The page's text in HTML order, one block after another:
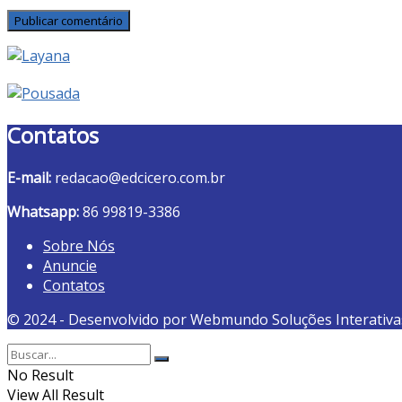
Contatos
E-mail: redacao@edcicero.com.br
Whatsapp:86 99819-3386
Sobre Nós
Anuncie
Contatos
© 2024 - Desenvolvido por Webmundo Soluções
No Result
View All Result